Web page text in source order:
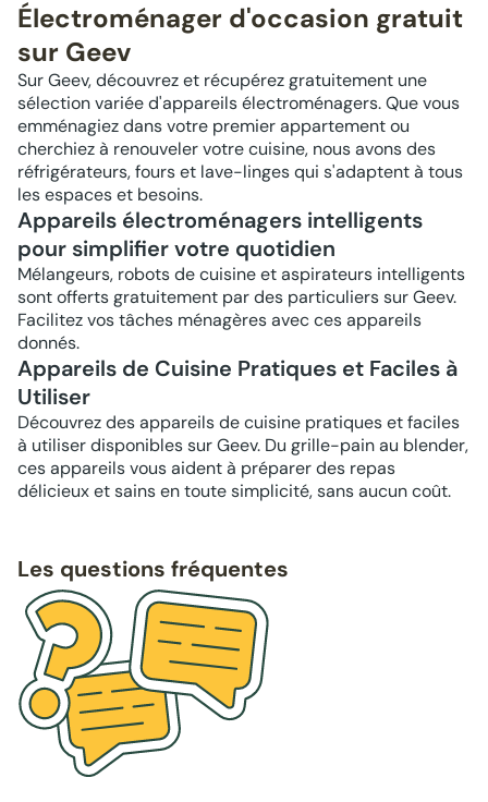
Électroménager d'occasion gratuit
sur Geev
Sur Geev, découvrez et récupérez gratuitement une
sélection variée d'appareils électroménagers. Que vous
emménagiez dans votre premier appartement ou
cherchiez à renouveler votre cuisine, nous avons des
réfrigérateurs, fours et lave-linges qui s'adaptent à tous
les espaces et besoins.
Appareils électroménagers intelligents
pour simplifier votre quotidien
Mélangeurs, robots de cuisine et aspirateurs intelligents
sont offerts gratuitement par des particuliers sur Geev.
Facilitez vos tâches ménagères avec ces appareils
donnés.
Appareils de Cuisine Pratiques et Faciles à
Utiliser
Découvrez des appareils de cuisine pratiques et faciles
à utiliser disponibles sur Geev. Du grille-pain au blender,
ces appareils vous aident à préparer des repas
délicieux et sains en toute simplicité, sans aucun coût.
Les questions fréquentes